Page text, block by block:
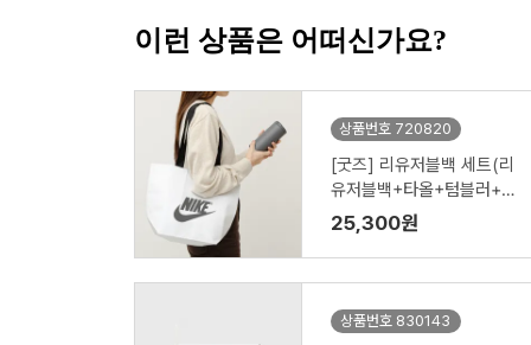
이런 상품은 어떠신가요?
상품번호 720820
[굿즈] 리유저블백 세트(리
유저블백+타올+텀블러+공
기청정기)
25,300원
상품번호 830143